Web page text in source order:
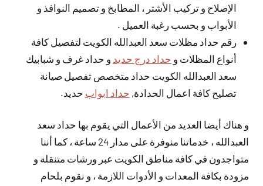
الإصلاح و تركيب الأشتر ، المطابخ و تصميم النوافذ و
الأبواب و بحسب رغبة العميل .
رقم حداد مظلات سعد العبدالله الكويت لتفصيل كافة
أنواع المظلات و حداد درج حديد و حداد غرف و شبابيك
سعد العبدالله الكويت حداد متخصص تفصيل صيانة
تصليح كافة اعمال الحدادة, حداد ابواب حديد.
و هناك أيضا العديد من الأعمال التي يقوم بها حداد سعد
العبدالله ، خدماتنا منوفرة على مدار 24 ساعة ، كما أننا
متواجدون في كافة مناطق الكويت عبر ورشات متنقلة و
مزودة بكافة المعدات و الأدوات اللازمة ، و نقوم بلحام